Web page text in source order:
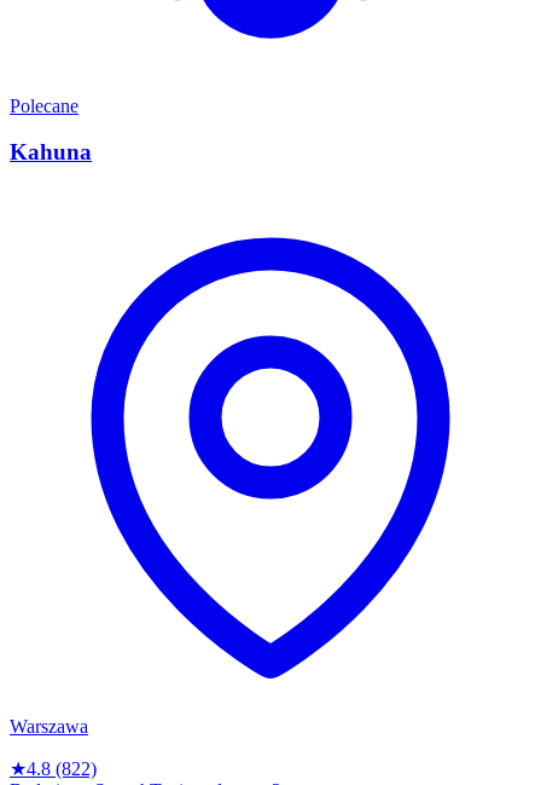
Polecane
Kahuna
Warszawa
★4.8 (822)